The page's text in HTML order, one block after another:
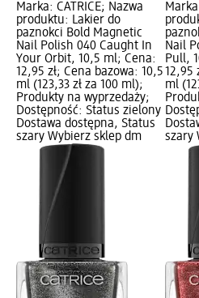
Marka: CATRICE; Nazwa
produktu: Lakier do
paznokci Bold Magnetic
Nail Polish 040 Caught In
Your Orbit, 10,5 ml; Cena:
12,95 zł; Cena bazowa: 10,5
ml (123,33 zł za 100 ml);
Produkty na wyprzedaży;
Dostępność: Status zielony
Dostawa dostępna, Status
szary Wybierz sklep dm
Nail
Pull,
12,95
ml
szary